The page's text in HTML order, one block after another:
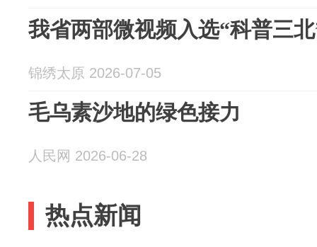
我省两部微视频入选“科普三
锦绣太原 2026-07-05
毛乌素沙地的绿色接力
人民网 2026-06-28
热点新闻